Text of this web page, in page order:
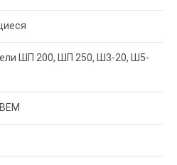
ШП 200, ШП 250, Ш3-20, Ш5-